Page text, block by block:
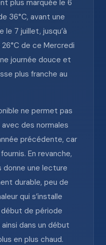
plus marquée le 6
36°C, avant une
7 juillet, jusqu’à
26°C de ce Mercredi
journée douce et
plus franche au
ne permet pas
des normales
précédente, car
En revanche,
donne une lecture
durable, peu de
qui s’installe
de période
dans un début
en plus chaud.